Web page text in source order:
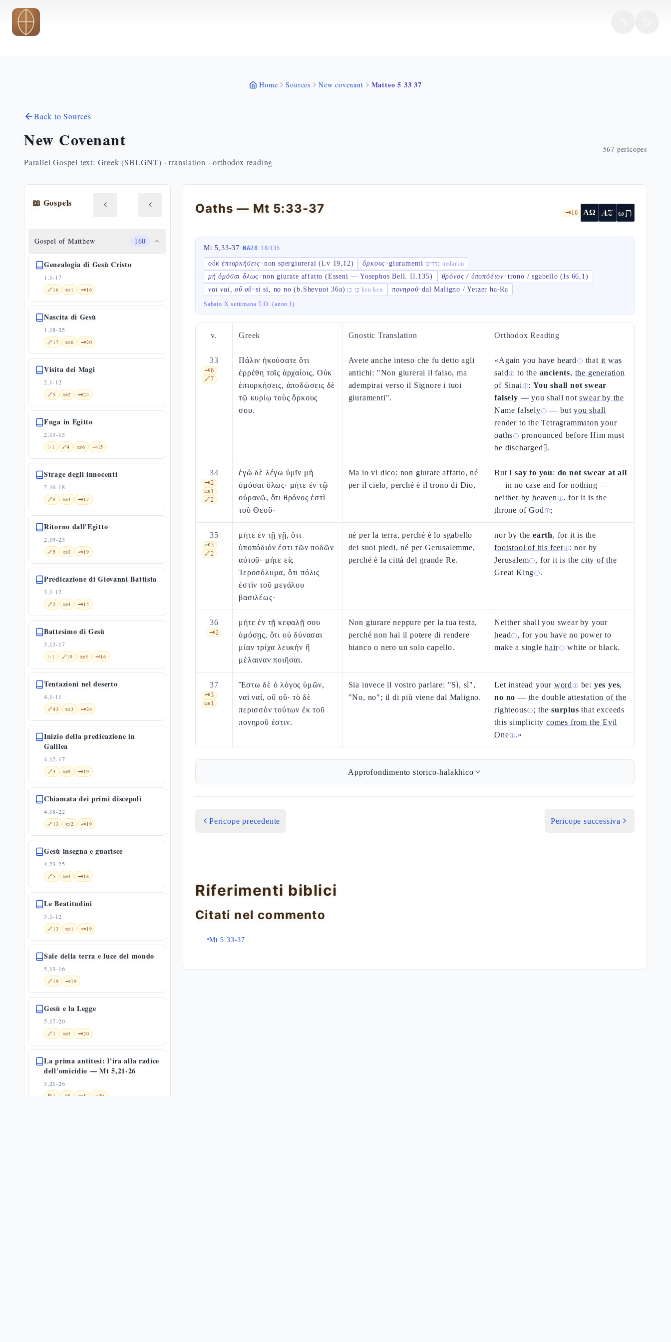
Skip to main content
Home Sources New covenant Matteo 5 33 37
Back to Sources
New Covenant
Parallel Gospel text: Greek (SBLGNT) · translation · orthodox reading
567 pericopes
📖 Gospels
Gospel of Matthew 160
Genealogia di Gesù Cristo
1,1-17
🔗16 📜1 🗝️16
Nascita di Gesù
1,18-25
🔗17 📜6 🗝️20
Visita dei Magi
2,1-12
🔗5 📜2 🗝️24
Fuga in Egitto
2,13-15
✨1 🔗4 📜6 🗝️15
Strage degli innocenti
2,16-18
🔗8 📜3 🗝️17
Ritorno dall'Egitto
2,19-23
🔗5 📜3 🗝️19
Predicazione di Giovanni Battista
3,1-12
🔗2 📜4 🗝️15
Battesimo di Gesù
3,13-17
✨1 🔗19 📜5 🗝️16
Tentazioni nel deserto
4,1-11
🔗43 📜3 🗝️24
Inizio della predicazione in
Galilea
4,12-17
🔗3 📜9 🗝️19
Chiamata dei primi discepoli
4,18-22
🔗13 📜2 🗝️19
Gesù insegna e guarisce
4,23-25
🔗5 📜4 🗝️18
Le Beatitudini
5,1-12
🔗13 📜1 🗝️19
Sale della terra e luce del mondo
5,13-16
🔗19 🗝️19
Gesù e la Legge
5,17-20
🔗1 📜3 🗝️20
La prima antitesi: l'ira alla radice
dell'omicidio — Mt 5,21-26
5,21-26
🌀 1 🔗8 📜5 🗝️20
Oaths — Mt 5:33-37 🗝️16 ΑΩ AZ ωת
Mt 5,33-37· NA28· 18/135
οὐκ ἐπιορκήσεις=non spergiurerai (Lv 19,12) ὅρκους=giuramenti נְדָרִים nedarim
μὴ ὀμόσαι ὅλως=non giurate affatto (Esseni — Yosephos Bell. II.135) θρόνος / ὑποπόδιον=trono / sgabello (Is 66,1)
ναὶ ναί, οὒ οὔ=sì sì, no no (b.Shevuot 36a) כֵּן כֵּן ken ken πονηροῦ=dal Maligno / Yetzer ha-Ra
Sabato X settimana T.O. (anno I)
v. Greek Gnostic Translation Orthodox Reading
33
🗝️6
🔗7
Πάλιν ἠκούσατε ὅτι
ἐρρέθη τοῖς ἀρχαίοις, Οὐκ
ἐπιορκήσεις, ἀποδώσεις δὲ
τῷ κυρίῳ τοὺς ὅρκους
σου.
Avete anche inteso che fu detto agli
antichi: "Non giurerai il falso, ma
adempirai verso il Signore i tuoi
giuramenti".
«Again you have heard ⓘ that it was
said ⓘ to the ancients, the generation
of Sinai ⓘ:You shall not swear
falsely — you shall notswear by the
Name falselyⓘ — butyou shall
render to the Tetragrammaton your
oathsⓘ pronounced before Him must
be discharged⟧.
34
🗝️2
📜1
🔗2
ἐγὼ δὲ λέγω ὑμῖν μὴ
ὀμόσαι ὅλως· μήτε ἐν τῷ
οὐρανῷ, ὅτι θρόνος ἐστὶ
τοῦ Θεοῦ·
Ma io vi dico: non giurate affatto, né
per il cielo, perché è il trono di Dio,
But Isay to you: do not swear at all
— in no case and for nothing —
neither byheaven ⓘ, for it is the
throne of God ⓘ;
35
🗝️3
🔗2
μήτε ἐν τῇ γῇ, ὅτι
ὑποπόδιόν ἐστι τῶν ποδῶν
αὐτοῦ· μήτε εἰς
Ἱεροσόλυμα, ὅτι πόλις
ἐστὶν τοῦ μεγάλου
βασιλέως·
né per la terra, perché è lo sgabello
dei suoi piedi, né per Gerusalemme,
perché è la città del grande Re.
nor by theearth, for it is the
footstool of his feetⓘ; nor by
Jerusalemⓘ, for it is thecity of the
Great Kingⓘ.
36
🗝️2
μήτε ἐν τῇ κεφαλῇ σου
ὀμόσῃς, ὅτι οὐ δύνασαι
μίαν τρίχα λευκὴν ἢ
μέλαιναν ποιῆσαι.
Non giurare neppure per la tua testa,
perché non hai il potere di rendere
bianco o nero un solo capello.
Neither shall you swear by your
head ⓘ, for you have no power to
make a singlehairⓘ white or black.
37
🗝️3
📜1
Ἔστω δὲ ὁ λόγος ὑμῶν,
ναὶ ναί, οὒ οὔ· τὸ δὲ
περισσὸν τούτων ἐκ τοῦ
πονηροῦ ἐστιν.
Sia invece il vostro parlare: "Sì, sì",
"No, no"; il di più viene dal Maligno.
Let instead your word ⓘ be: yes yes,
no no — the double attestation of the
righteousⓘ; thesurplus that exceeds
this simplicitycomes from the Evil
Oneⓘ.»
Approfondimento storico-halakhico
Pericope precedente Pericope successiva
Riferimenti biblici
Citati nel commento
Mt 5:33-37